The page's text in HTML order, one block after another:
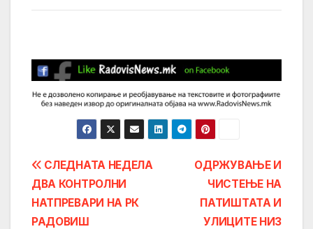
Post
navigation
ОДРЖУВАЊЕ И
ЧИСТЕЊЕ НА
ПАТИШТАТА И
УЛИЦИТЕ НИЗ
СЛЕДНАТА НЕДЕЛА
ДВА КОНТРОЛНИ
НАТПРЕВАРИ НА РК
РАДОВИШ